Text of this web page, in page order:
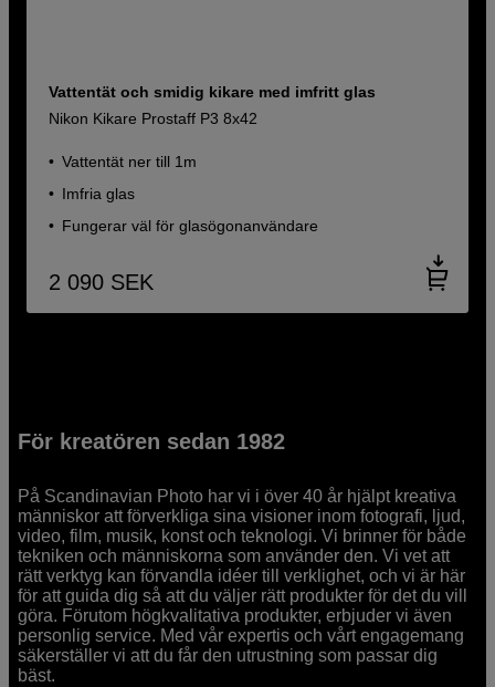
Vattentät och smidig kikare med imfritt glas
Nikon Kikare Prostaff P3 8x42
Vattentät ner till 1m
Imfria glas
Fungerar väl för glasögonanvändare
2 090 SEK
För kreatören sedan 1982
På Scandinavian Photo har vi i över 40 år hjälpt kreativa
människor att förverkliga sina visioner inom fotografi, ljud,
video, film, musik, konst och teknologi. Vi brinner för både
tekniken och människorna som använder den. Vi vet att
rätt verktyg kan förvandla idéer till verklighet, och vi är här
för att guida dig så att du väljer rätt produkter för det du vill
göra. Förutom högkvalitativa produkter, erbjuder vi även
personlig service. Med vår expertis och vårt engagemang
säkerställer vi att du får den utrustning som passar dig
bäst.